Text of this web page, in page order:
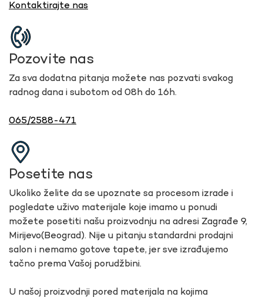
Kontaktirajte nas
Pozovite nas
Za sva dodatna pitanja možete nas pozvati svakog
radnog dana i subotom od 08h do 16h.
065/2588-471
Posetite nas
Ukoliko želite da se upoznate sa procesom izrade i
pogledate uživo materijale koje imamo u ponudi
možete posetiti našu proizvodnju na adresi Zagrađe 9,
Mirijevo(Beograd). Nije u pitanju standardni prodajni
salon i nemamo gotove tapete, jer sve izrađujemo
tačno prema Vašoj porudžbini.
U našoj proizvodnji pored materijala na kojima